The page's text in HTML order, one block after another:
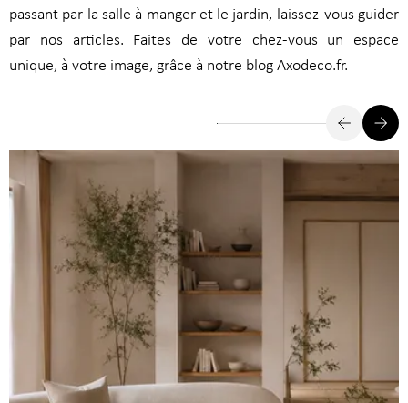
passant par la salle à manger et le jardin, laissez-vous guider
par nos articles. Faites de votre chez-vous un espace
unique, à votre image, grâce à notre blog Axodeco.fr.